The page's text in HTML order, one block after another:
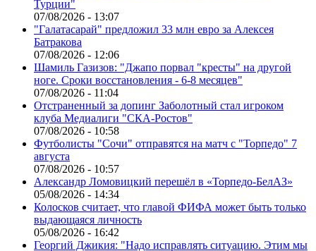
Турции"
07/08/2026 - 13:07
"Галатасарай" предложил 33 млн евро за Алексея
Батракова
07/08/2026 - 12:06
Шамиль Газизов: "Джапо порвал "кресты" на другой
ноге. Сроки восстановления - 6-8 месяцев"
07/08/2026 - 11:04
Отстраненный за допинг Заболотный стал игроком
клуба Медиалиги "СКА-Ростов"
07/08/2026 - 10:58
Футболисты "Сочи" отправятся на матч с "Торпедо" 7
августа
07/08/2026 - 10:57
Александр Ломовицкий перешёл в «Торпедо-БелАЗ»
05/08/2026 - 14:34
Колосков считает, что главой ФИФА может быть только
выдающаяся личность
05/08/2026 - 16:42
Георгий Джикия: "Надо исправлять ситуацию. Этим мы